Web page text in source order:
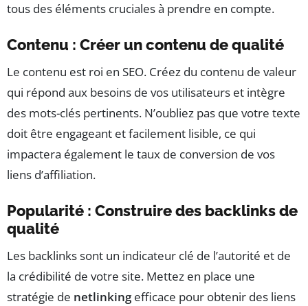
tous des éléments cruciales à prendre en compte.
Contenu : Créer un contenu de qualité
Le contenu est roi en SEO. Créez du contenu de valeur
qui répond aux besoins de vos utilisateurs et intègre
des mots-clés pertinents. N’oubliez pas que votre texte
doit être engageant et facilement lisible, ce qui
impactera également le taux de conversion de vos
liens d’affiliation.
Popularité : Construire des backlinks de
qualité
Les backlinks sont un indicateur clé de l’autorité et de
la crédibilité de votre site. Mettez en place une
stratégie de netlinkingefficace pour obtenir des liens